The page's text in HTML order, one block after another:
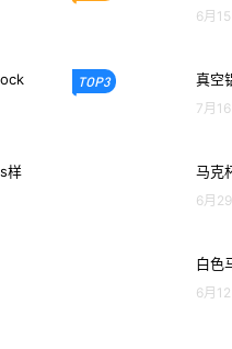
样
6月15
TOP3 真空
7月16
马克
6月
白色
6月12